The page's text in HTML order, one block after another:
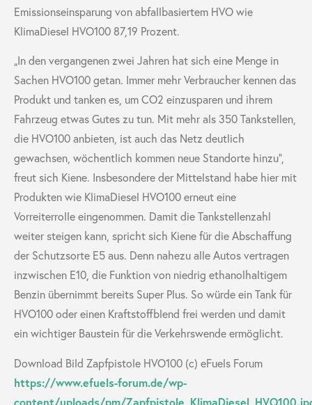
Emissionseinsparung von abfallbasiertem HVO wie
KlimaDiesel HVO100 87,19 Prozent.
„In den vergangenen zwei Jahren hat sich eine Menge in
Sachen HVO100 getan. Immer mehr Verbraucher kennen das
Produkt und tanken es, um CO2 einzusparen und ihrem
Fahrzeug etwas Gutes zu tun. Mit mehr als 350 Tankstellen,
die HVO100 anbieten, ist auch das Netz deutlich
gewachsen, wöchentlich kommen neue Standorte hinzu“,
freut sich Kiene. Insbesondere der Mittelstand habe hier mit
Produkten wie KlimaDiesel HVO100 erneut eine
Vorreiterrolle eingenommen. Damit die Tankstellenzahl
weiter steigen kann, spricht sich Kiene für die Abschaffung
der Schutzsorte E5 aus. Denn nahezu alle Autos vertragen
inzwischen E10, die Funktion von niedrig ethanolhaltigem
Benzin übernimmt bereits Super Plus. So würde ein Tank für
HVO100 oder einen Kraftstoffblend frei werden und damit
ein wichtiger Baustein für die Verkehrswende ermöglicht.
Download Bild Zapfpistole HVO100 (c) eFuels Forum
https://www.efuels-forum.de/wp-
content/uploads/pm/